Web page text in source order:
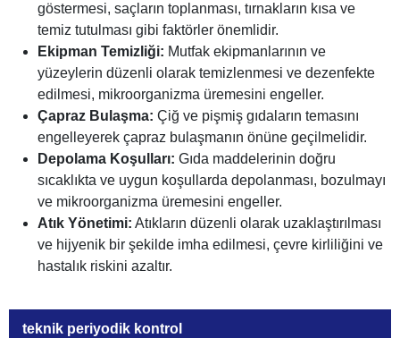
teknik periyodik kontrol
göstermesi, saçların toplanması, tırnakların kısa ve
temiz tutulması gibi faktörler önemlidir.
Ekipman Temizliği: Mutfak ekipmanlarının ve
yüzeylerin düzenli olarak temizlenmesi ve dezenfekte
edilmesi, mikroorganizma üremesini engeller.
Çapraz Bulaşma: Çiğ ve pişmiş gıdaların temasını
engelleyerek çapraz bulaşmanın önüne geçilmelidir.
Depolama Koşulları: Gıda maddelerinin doğru
sıcaklıkta ve uygun koşullarda depolanması, bozulmayı
ve mikroorganizma üremesini engeller.
Atık Yönetimi: Atıkların düzenli olarak uzaklaştırılması
ve hijyenik bir şekilde imha edilmesi, çevre kirliliğini ve
hastalık riskini azaltır.